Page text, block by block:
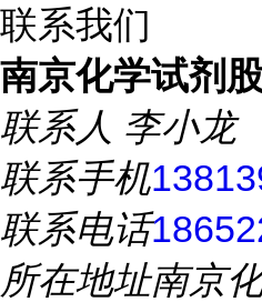
联系我们
南京化学试剂
联系人 李小龙
联系手机
联系电话
所在地址南京